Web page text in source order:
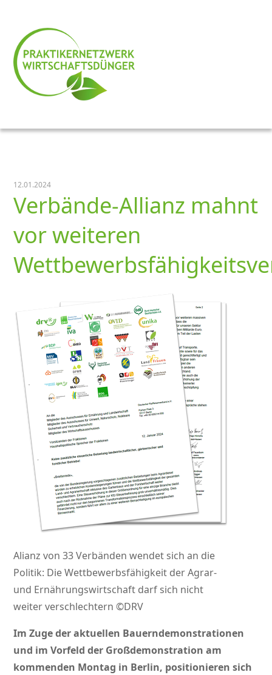
12.01.2024
Verbände-Allianz mahnt
vor weiteren
Alianz von 33 Verbänden wendet sich an die
Politik: Die Wettbewerbsfähigkeit der Agrar-
und Ernährungswirtschaft darf sich nicht
weiter verschlechtern ©DRV
Im Zuge der aktuellen Bauerndemonstrationen
und im Vorfeld der Großdemonstration am
kommenden Montag in Berlin, positionieren sich